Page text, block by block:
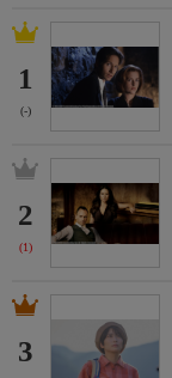
1
(-)
2
(1)
3